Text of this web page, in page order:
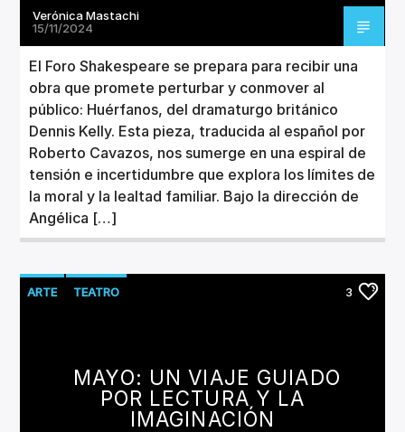
Verónica Mastachi
15/11/2024
El Foro Shakespeare se prepara para recibir una
obra que promete perturbar y conmover al
público: Huérfanos, del dramaturgo británico
Dennis Kelly. Esta pieza, traducida al español por
Roberto Cavazos, nos sumerge en una espiral de
tensión e incertidumbre que explora los límites de
la moral y la lealtad familiar. Bajo la dirección de
Angélica […]
ARTE TEATRO 3
MAYO: UN VIAJE GUIADO
POR LECTURA Y LA
IMAGINACIÓN